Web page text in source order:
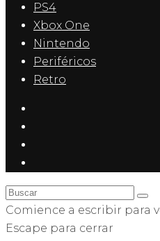
PS4
Xbox One
Nintendo
Periféricos
Retro
Comience a escribir para
Escape para cerrar